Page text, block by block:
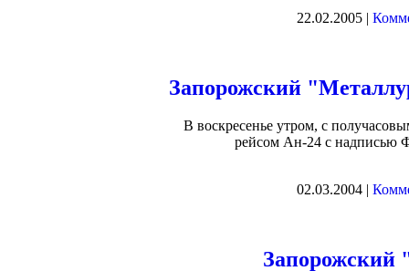
22.02.2005 |
Запорожский
В воскресенье утром, с
рейсом Ан-24 с надписью
02.03.2004 |
Запорожский